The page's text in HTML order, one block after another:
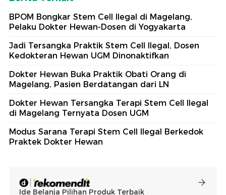
BPOM Bongkar Stem Cell Ilegal di Magelang,
Pelaku Dokter Hewan-Dosen di Yogyakarta
Jadi Tersangka Praktik Stem Cell Ilegal, Dosen
Kedokteran Hewan UGM Dinonaktifkan
Dokter Hewan Buka Praktik Obati Orang di
Magelang, Pasien Berdatangan dari LN
Dokter Hewan Tersangka Terapi Stem Cell Ilegal
di Magelang Ternyata Dosen UGM
Modus Sarana Terapi Stem Cell Ilegal Berkedok
Praktek Dokter Hewan